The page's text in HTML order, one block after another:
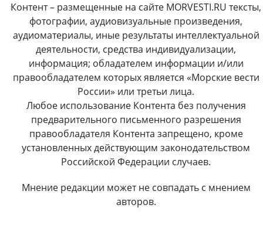
Контент – размещенные на сайте MORVESTI.RU тексты,
фотографии, аудиовизуальные произведения,
аудиоматериалы, иные результаты интеллектуальной
деятельности, средства индивидуализации,
информация; обладателем информации и/или
правообладателем которых является «Морские вести
России» или третьи лица.
Любое использование Контента без получения
предварительного письменного разрешения
правообладателя Контента запрещено, кроме
установленных действующим законодательством
Российской Федерации случаев.
Мнение редакции может не совпадать с мнением
авторов.